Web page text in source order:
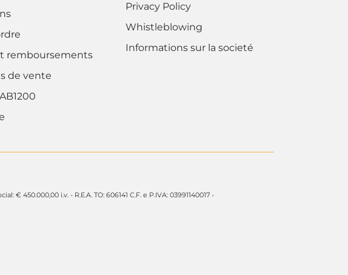
remboursements
de vente
Privacy Policy
Whistleblowing
Informations sur la societé
€ 450.000,00 i.v. - R.E.A. TO: 606141 C.F. e P.IVA: 03991140017 -